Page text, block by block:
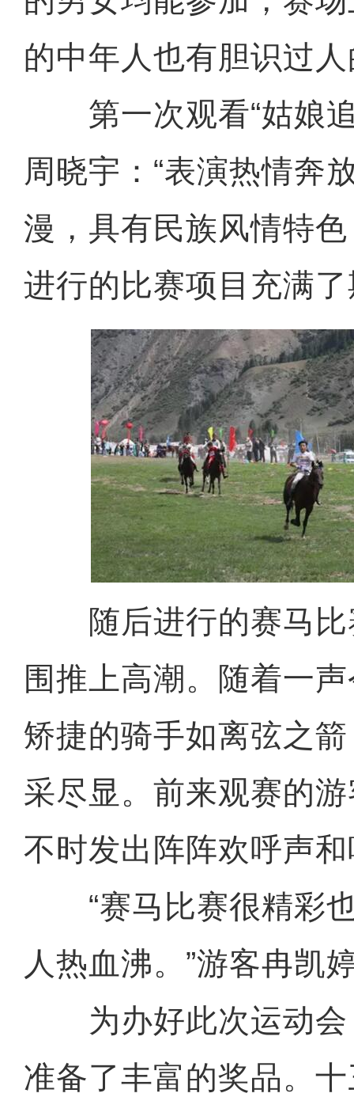
的中年人也有胆识过
第一次观看“姑娘追
周晓宇：“表演热情奔
漫，具有民族风情特
进行的比赛项目充满了
随后进行的赛马比
围推上高潮。随着一
矫捷的骑手如离弦之
采尽显。前来观赛的
不时发出阵阵欢呼声
“赛马比赛很精彩也
人热血沸。”游客冉凯
为办好此次运动会
准备了丰富的奖品。